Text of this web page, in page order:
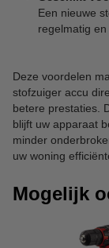
Een nieuwe
regelmatig
Deze voordelen
stofzuiger accu
betere prestaties.
blijft uw apparaat
minder
uw woning
Mogelijk